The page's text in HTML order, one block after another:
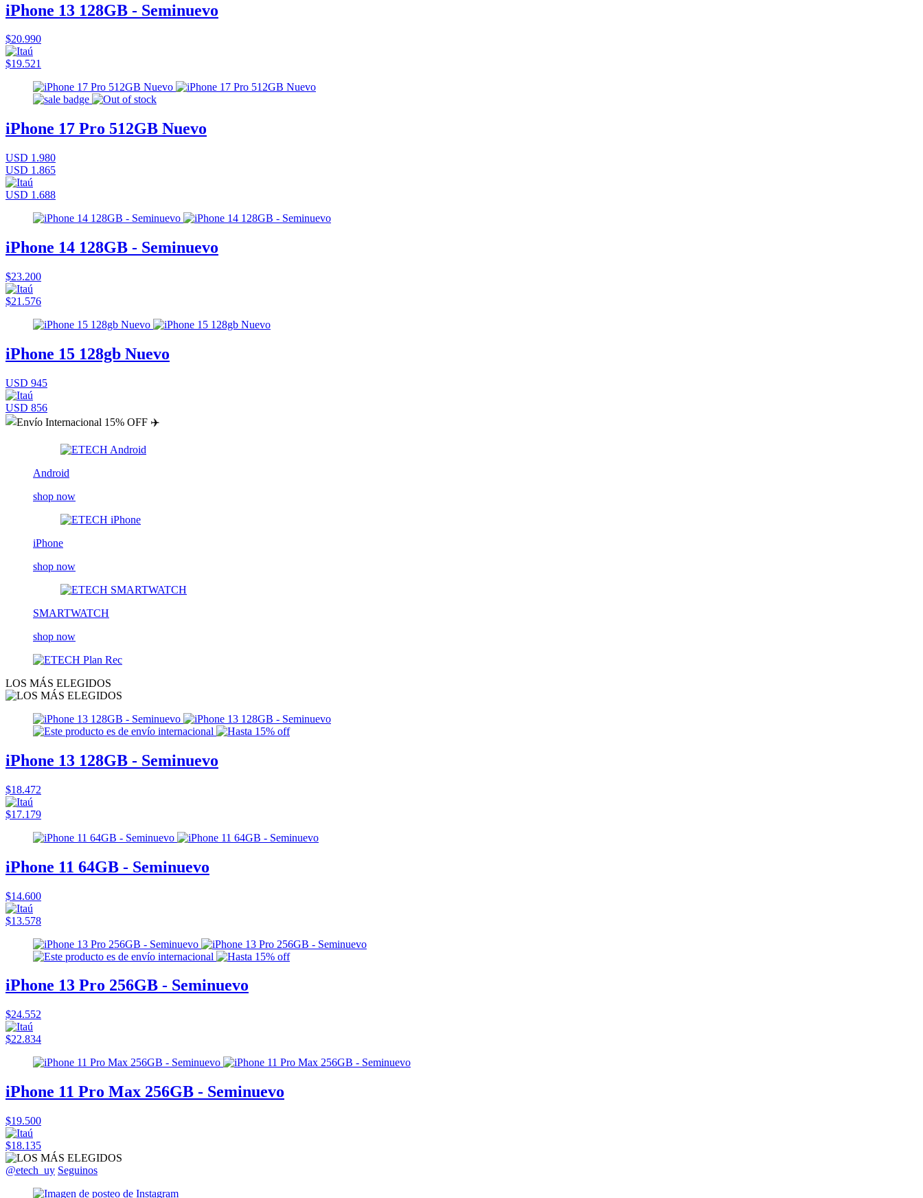
iPhone 13 128GB - Seminuevo
$20.990
$19.521
iPhone 17 Pro 512GB Nuevo
USD 1.980
USD 1.865
USD 1.688
iPhone 14 128GB - Seminuevo
$23.200
$21.576
iPhone 15 128gb Nuevo
USD 945
USD 856
Android
shop now
iPhone
shop now
SMARTWATCH
shop now
LOS MÁS ELEGIDOS
iPhone 13 128GB - Seminuevo
$18.472
$17.179
iPhone 11 64GB - Seminuevo
$14.600
$13.578
iPhone 13 Pro 256GB - Seminuevo
$24.552
$22.834
iPhone 11 Pro Max 256GB - Seminuevo
$19.500
$18.135
@etech_uy Seguinos